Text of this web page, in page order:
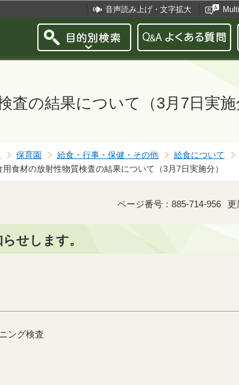
音声読み上げ・文字拡大
の結果について（3月7日実施
保育園 給食・行事・保健・その他
給食について
食材の放射性物質検査の結果について（3月7日実施分）
ページ番号：885-714-956 更
せします。
ング検査